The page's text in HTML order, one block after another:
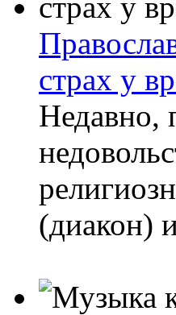
страх у
Недавно,
(диакон)